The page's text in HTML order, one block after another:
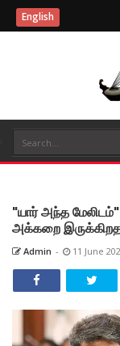
English
"யார் அந்த
அக்கறை
Admin - 11 June